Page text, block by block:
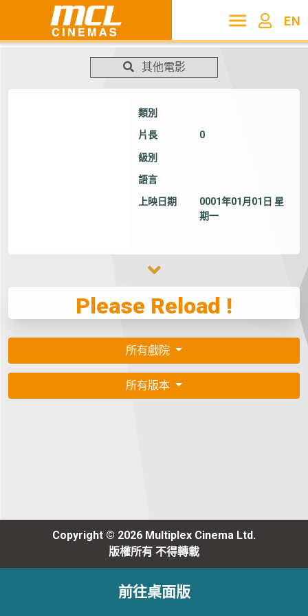
EN
其他電影
類別
片長 0
級別
語言
上映日期
0001年01月01日 星
期一
Please Reload !
所有戲院
所有版本
Copyright © 2026 Multiplex Cinema Ltd.
版權所有 不得轉載
前往桌面版